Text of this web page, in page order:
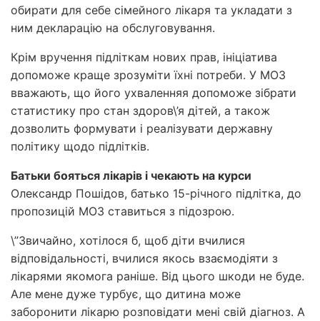
обирати для себе сімейного лікаря та укладати з
ним декларацію на обслуговування.
Крім вручення підліткам нових прав, ініціатива
допоможе краще зрозуміти їхні потреби. У МОЗ
вважають, що його ухваленняя допоможе зібрати
статистику про стан здоров\’я дітей, а також
дозволить формувати і реалізувати державну
політику щодо підлітків.
Батьки бояться лікарів і чекають на курси
Олександр Пошідов, батько 15-річного підлітка, до
пропозицій МОЗ ставиться з підозрою.
\”Звичайно, хотілося б, щоб діти вчилися
відповідальності, вчилися якось взаємодіяти з
лікарями якомога раніше. Від цього шкоди не буде.
Але мене дуже турбує, що дитина може
заборонити лікарю розповідати мені свій діагноз. А